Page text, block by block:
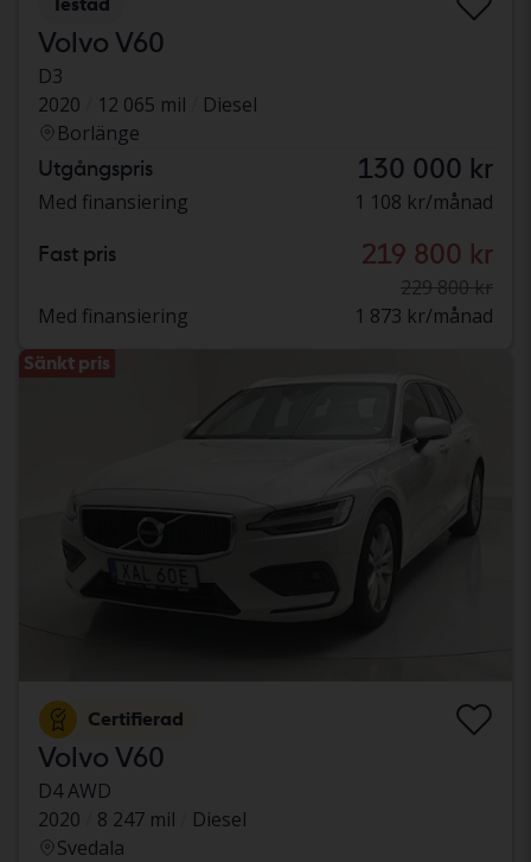
Volvo V60
D3
2020
12 065 mil
Diesel
Borlänge
Utgångspris 130 000 kr
Med finansiering 1 108 kr/månad
Fast pris 219 800 kr
229 800 kr
Med finansiering
1 873 kr/månad
Sänkt pris
Certifierad
Volvo V60
D4 AWD
2020
8 247 mil
Diesel
Svedala